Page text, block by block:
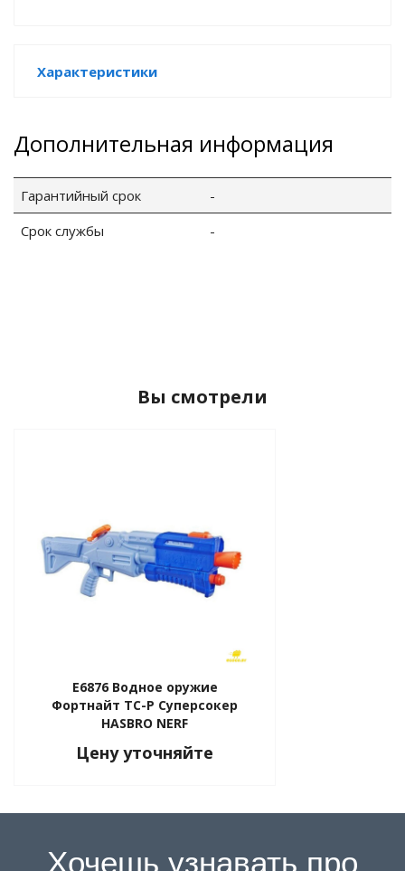
Характеристики
Дополнительная информация
Гарантийный срок
-
Срок службы
-
Вы смотрели
E6876 Водное оружие
Фортнайт ТС-Р Суперсокер
HASBRO NERF
Цену уточняйте
Хочешь узнавать про